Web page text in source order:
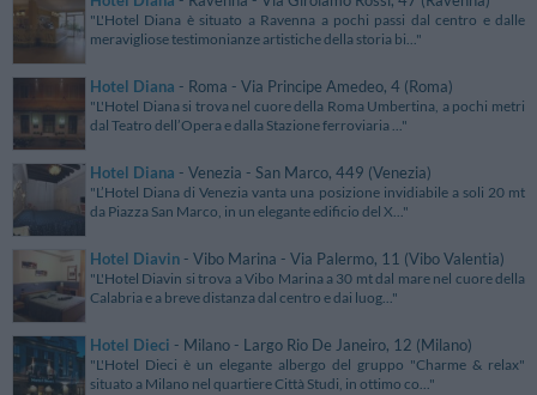
"L'Hotel Diana è situato a Ravenna a pochi passi dal centro e dalle
meravigliose testimonianze artistiche della storia bi..."
Hotel Diana - Roma - Via Principe Amedeo, 4 (Roma)
"L'Hotel Diana si trova nel cuore della Roma Umbertina, a pochi metri
dal Teatro dell’Opera e dalla Stazione ferroviaria ..."
Hotel Diana - Venezia - San Marco, 449 (Venezia)
"L’Hotel Diana di Venezia vanta una posizione invidiabile a soli 20 mt
da Piazza San Marco, in un elegante edificio del X..."
Hotel Diavin - Vibo Marina - Via Palermo, 11 (Vibo Valentia)
"L'Hotel Diavin si trova a Vibo Marina a 30 mt dal mare nel cuore della
Calabria e a breve distanza dal centro e dai luog..."
Hotel Dieci - Milano - Largo Rio De Janeiro, 12 (Milano)
"L'Hotel Dieci è un elegante albergo del gruppo "Charme & relax"
situato a Milano nel quartiere Città Studi, in ottimo co..."